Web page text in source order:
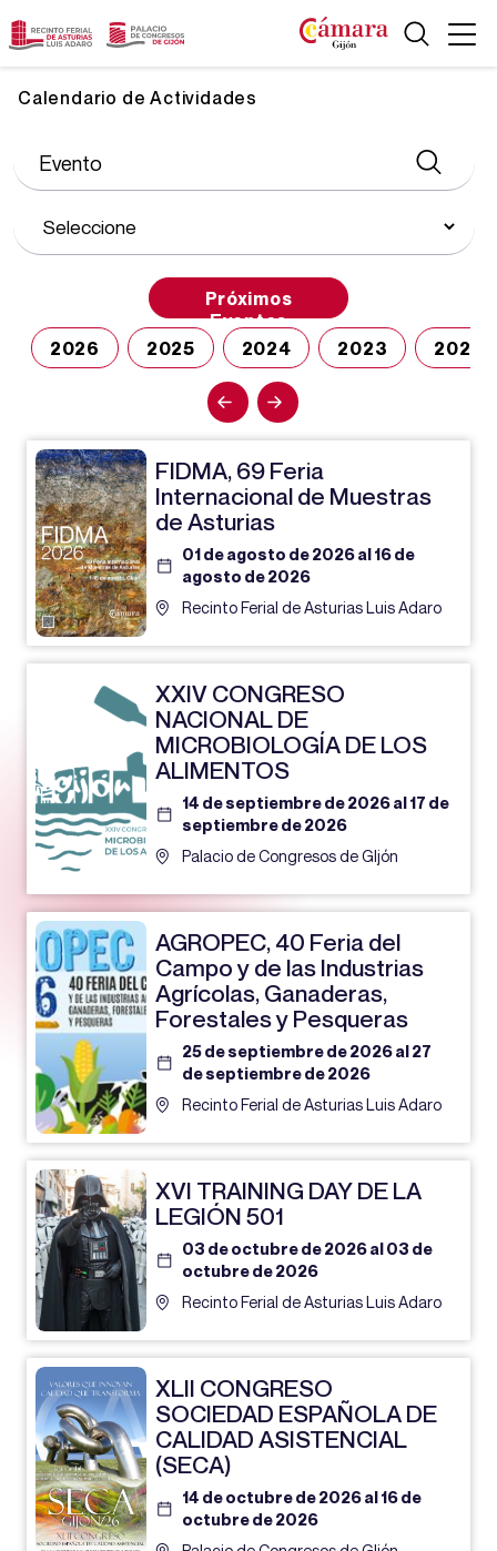
Calendario de Actividades
Próximos
Eventos
2026
2025 2024 2023 2022
FIDMA, 69 Feria
Internacional de Muestras
de Asturias
01 de agosto de 2026 al 16 de
agosto de 2026
Recinto Ferial de Asturias Luis Adaro
XXIV CONGRESO
NACIONAL DE
MICROBIOLOGÍA DE LOS
ALIMENTOS
14 de septiembre de 2026 al 17 de
septiembre de 2026
Palacio de Congresos de GIjón
AGROPEC, 40 Feria del
Campo y de las Industrias
Agrícolas, Ganaderas,
Forestales y Pesqueras
25 de septiembre de 2026 al 27
de septiembre de 2026
Recinto Ferial de Asturias Luis Adaro
XVI TRAINING DAY DE LA
LEGIÓN 501
03 de octubre de 2026 al 03 de
octubre de 2026
Recinto Ferial de Asturias Luis Adaro
XLII CONGRESO
SOCIEDAD ESPAÑOLA DE
CALIDAD ASISTENCIAL
(SECA)
14 de octubre de 2026 al 16 de
octubre de 2026